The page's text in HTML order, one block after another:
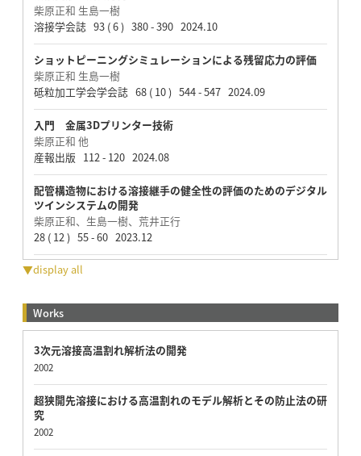
柴原正和 生島一樹
溶接学会誌 93 ( 6 ) 380 - 390 2024.10
ショットピーニングシミュレーションによる残留応力の評価
柴原正和 生島一樹
砥粒加工学会学会誌 68 ( 10 ) 544 - 547 2024.09
入門 金属3Dプリンター技術
柴原正和 他
産報出版 112 - 120 2024.08
配管構造物における溶接継手の健全性の評価のためのデジタル
ツインシステムの開発
柴原正和、生島一樹、荒井正行
28 ( 12 ) 55 - 60 2023.12
▼display all
Works
3次元溶接高温割れ解析法の開発
2002
超狭開先溶接における高温割れのモデル解析とその防止法の研
究
2002